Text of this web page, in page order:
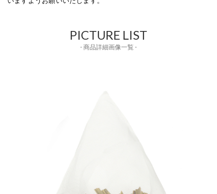
PICTURE LIST
- 商品詳細画像一覧 -